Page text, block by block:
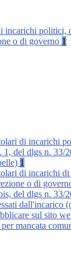
incarichi politici,
o di governo 1
di incarichi
1, del dlgs n. 33/
1
di incarichi di
o di
del dlgs n. 33/
dall'incarico
sul sito
mancata